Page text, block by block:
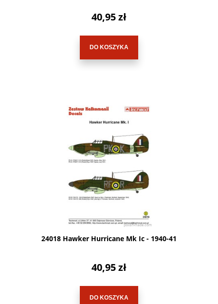
40,95 zł
DO KOSZYKA
24018 Hawker Hurricane Mk Ic - 1940-41
40,95 zł
DO KOSZYKA